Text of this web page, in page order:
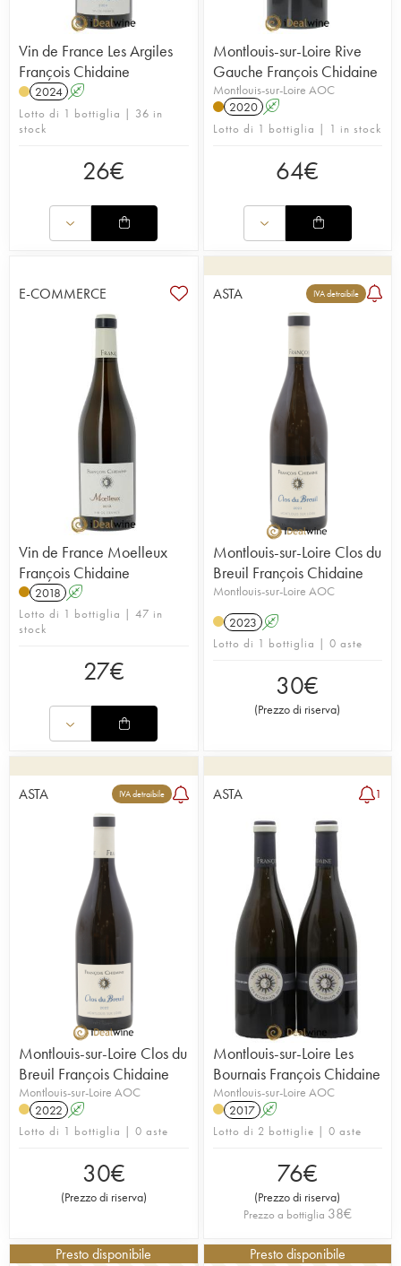
Vin de France Les Argiles
François Chidaine
2024 A
Lotto di 1 bottiglia | 36 in
stock
26€
Montlouis-sur-Loire Rive
Gauche François Chidaine
Montlouis-sur-Loire AOC
2020 A
Lotto di 1 bottiglia | 1 in stock
64€
E-COMMERCE
Vin de France Moelleux
François Chidaine
2018 A
Lotto di 1 bottiglia | 47 in
stock
27€
ASTA IVA detraibile
Montlouis-sur-Loire Clos du
Breuil François Chidaine
Montlouis-sur-Loire AOC
2023 A
Lotto di 1 bottiglia | 0 aste
30€
(Prezzo di riserva)
ASTA IVA detraibile
Montlouis-sur-Loire Clos du
Breuil François Chidaine
Montlouis-sur-Loire AOC
2022 A
Lotto di 1 bottiglia | 0 aste
30€
(Prezzo di riserva)
ASTA 1
Montlouis-sur-Loire Les
Bournais François Chidaine
Montlouis-sur-Loire AOC
2017 A
Lotto di 2 bottiglie | 0 aste
76€
(Prezzo di riserva)
Prezzo a bottiglia 38€
Presto disponibile
Presto disponibile